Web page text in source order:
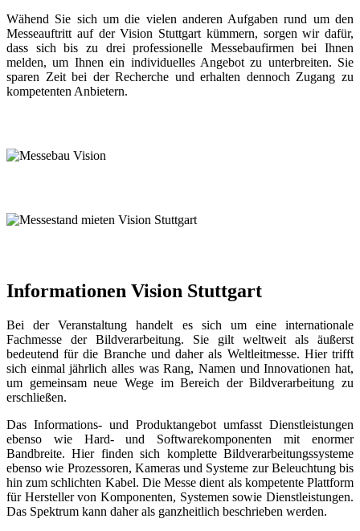
Wähend Sie sich um die vielen anderen Aufgaben rund um den
Messeauftritt auf der Vision Stuttgart kümmern, sorgen wir dafür,
dass sich bis zu drei professionelle Messebaufirmen bei Ihnen
melden, um Ihnen ein individuelles Angebot zu unterbreiten. Sie
sparen Zeit bei der Recherche und erhalten dennoch Zugang zu
kompetenten Anbietern.
Informationen Vision Stuttgart
Bei der Veranstaltung handelt es sich um eine internationale
Fachmesse der Bildverarbeitung. Sie gilt weltweit als äußerst
bedeutend für die Branche und daher als Weltleitmesse. Hier trifft
sich einmal jährlich alles was Rang, Namen und Innovationen hat,
um gemeinsam neue Wege im Bereich der Bildverarbeitung zu
erschließen.
Das Informations- und Produktangebot umfasst Dienstleistungen
ebenso wie Hard- und Softwarekomponenten mit enormer
Bandbreite. Hier finden sich komplette Bildverarbeitungssysteme
ebenso wie Prozessoren, Kameras und Systeme zur Beleuchtung bis
hin zum schlichten Kabel. Die Messe dient als kompetente Plattform
für Hersteller von Komponenten, Systemen sowie Dienstleistungen.
Das Spektrum kann daher als ganzheitlich beschrieben werden.